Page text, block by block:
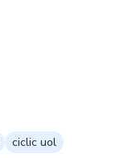
ciclic uol